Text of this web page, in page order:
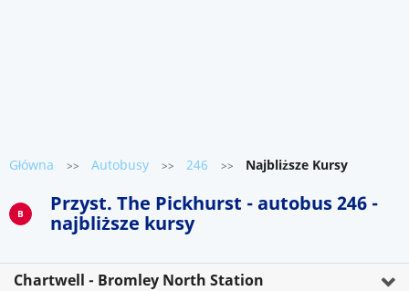
Główna >> Autobusy >> 246 >> Najbliższe Kursy
B
Przyst. The Pickhurst - autobus 246 -
najbliższe kursy
Chartwell - Bromley North Station